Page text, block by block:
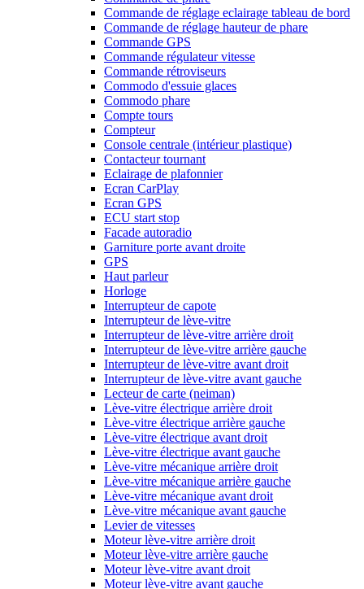
Commande de réglage eclairage tableau de bord
Commande de réglage hauteur de phare
Commande GPS
Commande régulateur vitesse
Commande rétroviseurs
Commodo d'essuie glaces
Commodo phare
Compte tours
Compteur
Console centrale (intérieur plastique)
Contacteur tournant
Eclairage de plafonnier
Ecran CarPlay
Ecran GPS
ECU start stop
Facade autoradio
Garniture porte avant droite
GPS
Haut parleur
Horloge
Interrupteur de capote
Interrupteur de lève-vitre
Interrupteur de lève-vitre arrière droit
Interrupteur de lève-vitre arrière gauche
Interrupteur de lève-vitre avant droit
Interrupteur de lève-vitre avant gauche
Lecteur de carte (neiman)
Lève-vitre électrique arrière droit
Lève-vitre électrique arrière gauche
Lève-vitre électrique avant droit
Lève-vitre électrique avant gauche
Lève-vitre mécanique arrière droit
Lève-vitre mécanique arrière gauche
Lève-vitre mécanique avant droit
Lève-vitre mécanique avant gauche
Levier de vitesses
Moteur lève-vitre arrière droit
Moteur lève-vitre arrière gauche
Moteur lève-vitre avant droit
Moteur lève-vitre avant gauche